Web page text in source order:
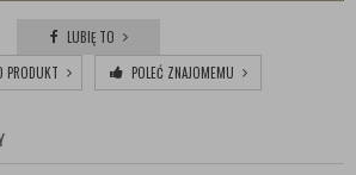
LUBIĘ TO
PRODUKT
POLEĆ ZNAJOMEMU